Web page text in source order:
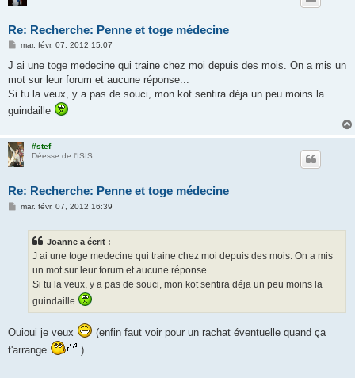
Re: Recherche: Penne et toge médecine
M
s
a
g
mar. févr. 07, 2012 15:07
J ai une toge medecine qui traine chez moi depuis des mois. On a mis un
mot sur leur forum et aucune réponse...
Si tu la veux, y a pas de souci, mon kot sentira déja un peu moins la
guindaille
#stef
Déesse de l'ISIS
Re: Recherche: Penne et toge médecine
Mmar. févr. 07, 2012 16:39
Joanne a écrit :
J ai une toge medecine qui traine chez moi depuis des mois. On a mis
un mot sur leur forum et aucune réponse...
Si tu la veux, y a pas de souci, mon kot sentira déja un peu moins la
guindaille
Ouioui je veux
(enfin faut voir pour un rachat éventuelle quand ça
t'arrange
)